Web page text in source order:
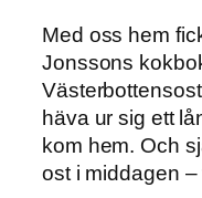
Med oss hem
Jonssons
häva ur sig ett
kom hem. Och
ost i middagen